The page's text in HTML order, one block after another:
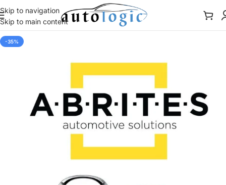
Skip to navigation
Skip to main content
-35%